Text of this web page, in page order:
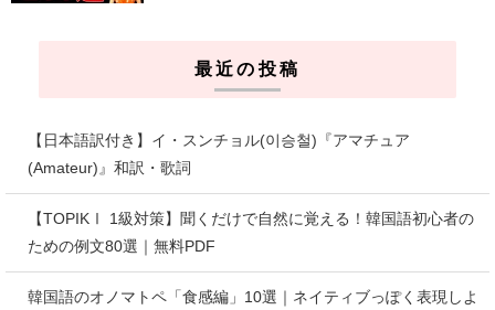
最近の投稿
【日本語訳付き】イ・スンチョル(이승철)『アマチュア
(Amateur)』和訳・歌詞
【TOPIKⅠ 1級対策】聞くだけで自然に覚える！韓国語初心者の
ための例文80選｜無料PDF
韓国語のオノマトペ「食感編」10選｜ネイティブっぽく表現しよ